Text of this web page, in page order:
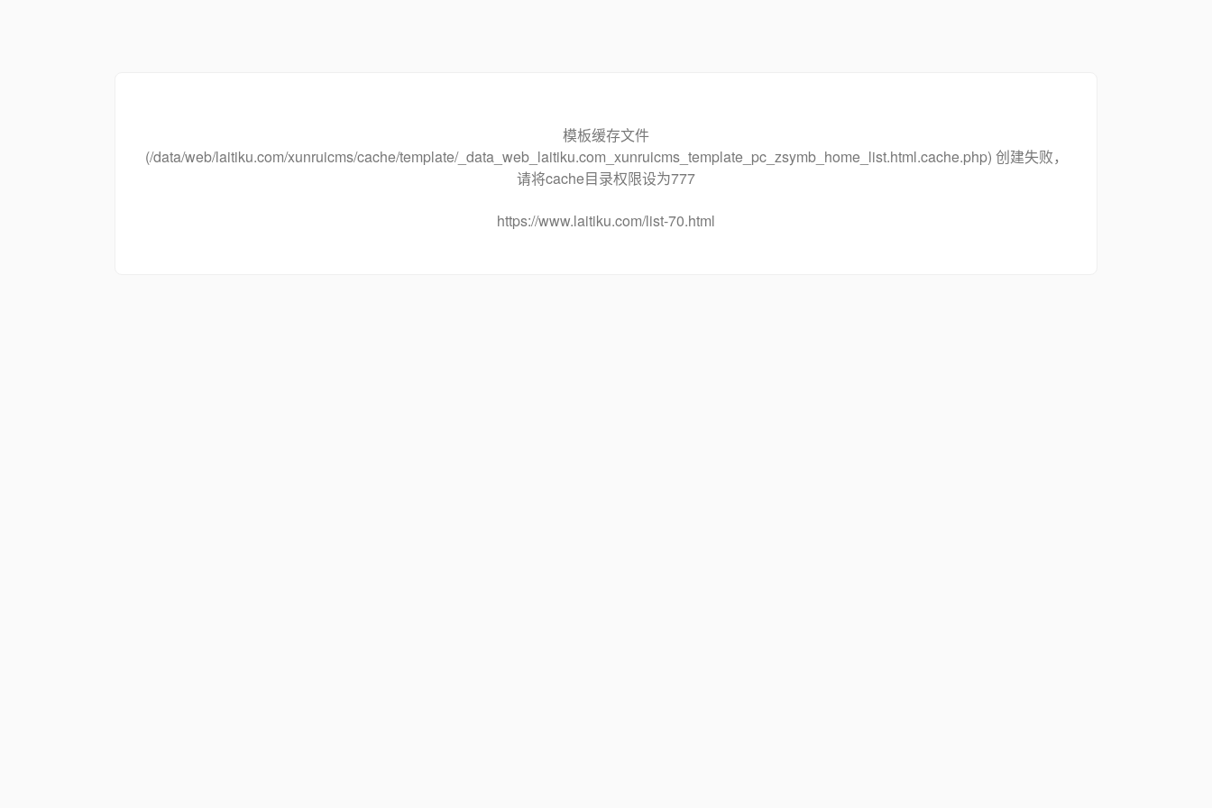
模板缓存文件
(/data/web/laitiku.com/xunruicms/cache/template/_data_web_laitiku.com_xunruicms_template_pc_zsymb_home_list.html.cache.php) 创建失败，
请将cache目录权限设为777
https://www.laitiku.com/list-70.html